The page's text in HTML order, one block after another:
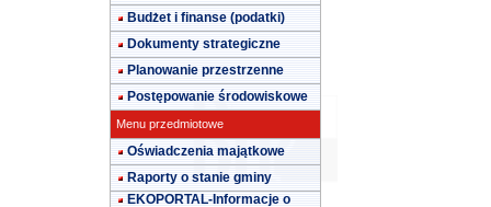
Budżet i finanse (podatki)
Dokumenty strategiczne
Planowanie przestrzenne
Postępowanie środowiskowe
Menu przedmiotowe
Oświadczenia majątkowe
Raporty o stanie gminy
EKOPORTAL-Informacje o